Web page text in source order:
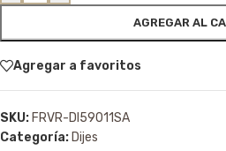
AGREGAR AL
Agregar a favoritos
SKU: FRVR-DI59011SA
Categoría: Dijes